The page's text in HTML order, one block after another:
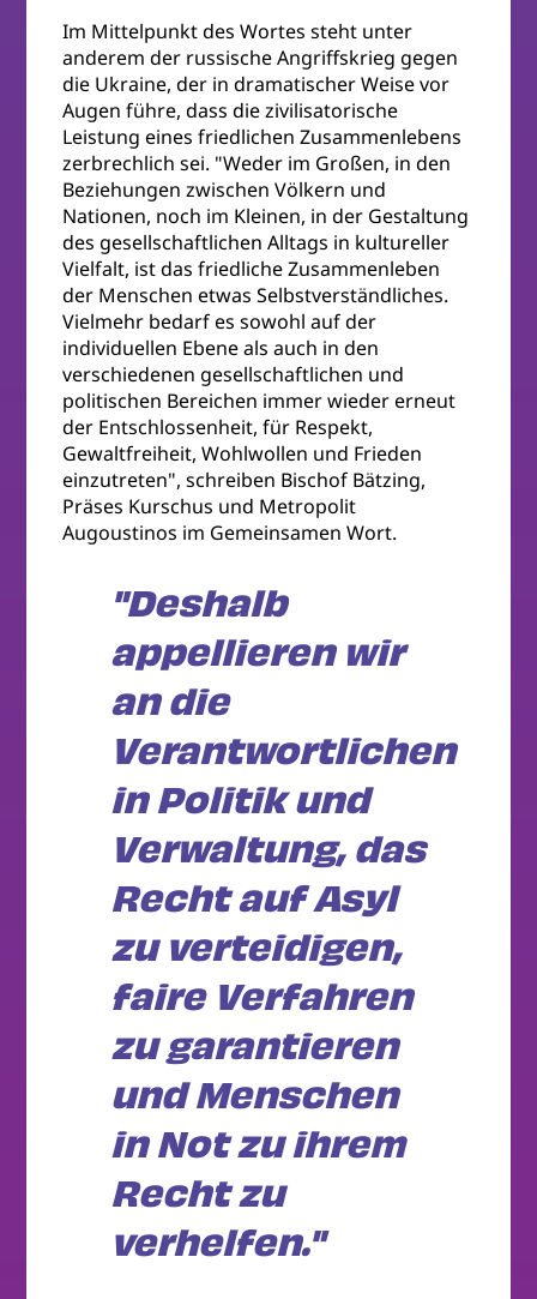
Im Mittelpunkt des Wortes steht unter
anderem der russische Angriffskrieg gegen
die Ukraine, der in dramatischer Weise vor
Augen führe, dass die zivilisatorische
Leistung eines friedlichen Zusammenlebens
zerbrechlich sei. "Weder im Großen, in den
Beziehungen zwischen Völkern und
Nationen, noch im Kleinen, in der Gestaltung
des gesellschaftlichen Alltags in kultureller
Vielfalt, ist das friedliche Zusammenleben
der Menschen etwas Selbstverständliches.
Vielmehr bedarf es sowohl auf der
individuellen Ebene als auch in den
verschiedenen gesellschaftlichen und
politischen Bereichen immer wieder erneut
der Entschlossenheit, für Respekt,
Gewaltfreiheit, Wohlwollen und Frieden
einzutreten", schreiben Bischof Bätzing,
Präses Kurschus und Metropolit
Augoustinos im Gemeinsamen Wort.
"Deshalb
appellieren wir
an die
Verantwortlichen
in Politik und
Verwaltung, das
Recht auf Asyl
zu verteidigen,
faire Verfahren
zu garantieren
und Menschen
in Not zu ihrem
Recht zu
verhelfen."